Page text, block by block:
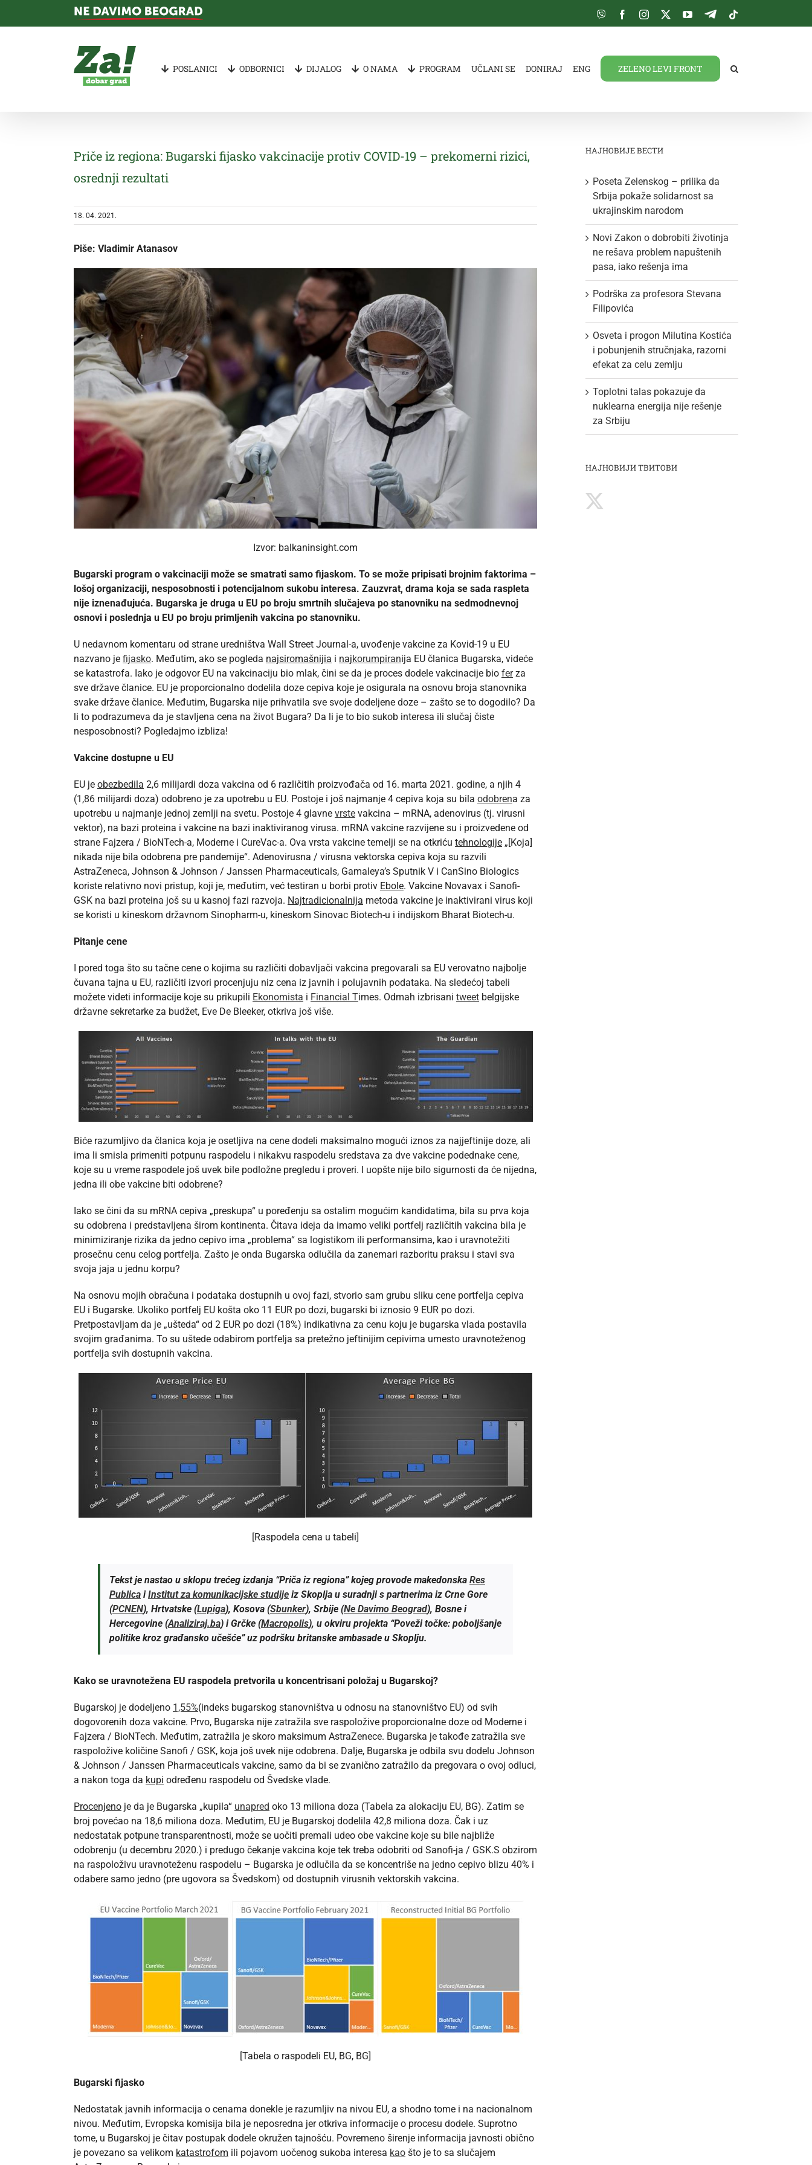
Viber FacebookInstagram
TwitterYouTube
Telegram
POSLANICI ODBORNICI DIJALOG O NAMA PROGRAM UČLANI SE DONIRAJ ENG ZELENO LEVI FRONT
Priče iz regiona: Bugarski fijasko vakcinacije protiv COVID-19 – prekomerni rizici,
osrednji rezultati
18. 04. 2021.
Piše: Vladimir Atanasov
Izvor: balkaninsight.com
Bugarski program o vakcinaciji može se smatrati samo fijaskom. To se može pripisati brojnim faktorima –
lošoj organizaciji, nesposobnosti i potencijalnom sukobu interesa. Zauzvrat, drama koja se sada raspleta
nije iznenađujuća. Bugarska je druga u EU po broju smrtnih slučajeva po stanovniku na sedmodnevnoj
osnovi i poslednja u EU po broju primljenih vakcina po stanovniku.
U nedavnom komentaru od strane uredništva Wall Street Journal-a, uvođenje vakcine za Kovid-19 u EU
nazvano je fijasko. Međutim, ako se pogleda najsiromašnijia i najkorumpiranija EU članica Bugarska, videće
se katastrofa. Iako je odgovor EU na vakcinaciju bio mlak, čini se da je proces dodele vakcinacije bio ferza
sve države članice. EU je proporcionalno dodelila doze cepiva koje je osigurala na osnovu broja stanovnika
svake države članice. Međutim, Bugarska nije prihvatila sve svoje dodeljene doze – zašto se to dogodilo? Da
li to podrazumeva da je stavljena cena na život Bugara? Da li je to bio sukob interesa ili slučaj čiste
nesposobnosti? Pogledajmo izbliza!
Vakcine dostupne u EU
EU je obezbedila 2,6 milijardi doza vakcina od 6 različitih proizvođača od 16. marta 2021. godine, a njih 4
(1,86 milijardi doza) odobreno je za upotrebu u EU. Postoje i još najmanje 4 cepiva koja su bila odobrena za
upotrebu u najmanje jednoj zemlji na svetu. Postoje 4 glavne vrste vakcina – mRNA, adenovirus (tj. virusni
vektor), na bazi proteina i vakcine na bazi inaktiviranog virusa. mRNA vakcine razvijene su i proizvedene od
strane Fajzera / BioNTech-a, Moderne i CureVac-a. Ova vrsta vakcine temelji se na otkriću tehnologije „[Koja]
nikada nije bila odobrena pre pandemije“. Adenovirusna / virusna vektorska cepiva koja su razvili
AstraZeneca, Johnson & Johnson / Janssen Pharmaceuticals, Gamaleya’s Sputnik V i CanSino Biologics
koriste relativno novi pristup, koji je, međutim, već testiran u borbi protiv Ebole. Vakcine Novavax i Sanofi-
GSK na bazi proteina još su u kasnoj fazi razvoja. Najtradicionalnija metoda vakcine je inaktivirani virus koji
se koristi u kineskom državnom Sinopharm-u, kineskom Sinovac Biotech-u i indijskom Bharat Biotech-u.
Pitanje cene
I pored toga što su tačne cene o kojima su različiti dobavljači vakcina pregovarali sa EU verovatno najbolje
čuvana tajna u EU, različiti izvori procenjuju niz cena iz javnih i polujavnih podataka. Na sledećoj tabeli
možete videti informacije koje su prikupili Ekonomista i Financial Times. Odmah izbrisani tweet belgijske
državne sekretarke za budžet, Eve De Bleeker, otkriva još više.
Biće razumljivo da članica koja je osetljiva na cene dodeli maksimalno mogući iznos za najjeftinije doze, ali
ima li smisla primeniti potpunu raspodelu i nikakvu raspodelu sredstava za dve vakcine podednake cene,
koje su u vreme raspodele još uvek bile podložne pregledu i proveri. I uopšte nije bilo sigurnosti da će nijedna,
jedna ili obe vakcine biti odobrene?
Iako se čini da su mRNA cepiva „preskupa“ u poređenju sa ostalim mogućim kandidatima, bila su prva koja
su odobrena i predstavljena širom kontinenta. Čitava ideja da imamo veliki portfelj različitih vakcina bila je
minimiziranje rizika da jedno cepivo ima „problema“ sa logistikom ili performansima, kao i uravnotežiti
prosečnu cenu celog portfelja. Zašto je onda Bugarska odlučila da zanemari razboritu praksu i stavi sva
svoja jaja u jednu korpu?
Na osnovu mojih obračuna i podataka dostupnih u ovoj fazi, stvorio sam grubu sliku cene portfelja cepiva
EU i Bugarske. Ukoliko portfelj EU košta oko 11 EUR po dozi, bugarski bi iznosio 9 EUR po dozi.
Pretpostavljam da je „ušteda“ od 2 EUR po dozi (18%) indikativna za cenu koju je bugarska vlada postavila
svojim građanima. To su uštede odabirom portfelja sa pretežno jeftinijim cepivima umesto uravnoteženog
portfelja svih dostupnih vakcina.
[Raspodela cena u tabeli]
Tekst je nastao u sklopu trećeg izdanja “Priča iz regiona” kojeg provode makedonska Res
Publica iInstitut za komunikacijske studije iz Skoplja u suradnji s partnerima iz Crne Gore
(PCNEN), Hrtvatske (Lupiga), Kosova (Sbunker), Srbije (Ne Davimo Beograd), Bosne i
Hercegovine (Analiziraj.ba) i Grčke (Macropolis), u okviru projekta “Poveži točke: poboljšanje
politike kroz građansko učešće” uz podršku britanske ambasade u Skoplju.
Kako se uravnotežena EU raspodela pretvorila u koncentrisani položaj u Bugarskoj?
Bugarskoj je dodeljeno 1,55%(indeks bugarskog stanovništva u odnosu na stanovništvo EU) od svih
dogovorenih doza vakcine. Prvo, Bugarska nije zatražila sve raspoložive proporcionalne doze od Moderne i
Fajzera / BioNTech. Međutim, zatražila je skoro maksimum AstraZenece. Bugarska je takođe zatražila sve
raspoložive količine Sanofi / GSK, koja još uvek nije odobrena. Dalje, Bugarska je odbila svu dodelu Johnson
& Johnson / Janssen Pharmaceuticals vakcine, samo da bi se zvanično zatražilo da pregovara o ovoj odluci,
a nakon toga da kupi određenu raspodelu od Švedske vlade.
Procenjeno je da je Bugarska „kupila“ unapred oko 13 miliona doza (Tabela za alokaciju EU, BG). Zatim se
broj povećao na 18,6 miliona doza. Međutim, EU je Bugarskoj dodelila 42,8 miliona doza. Čak i uz
nedostatak potpune transparentnosti, može se uočiti premali udeo obe vakcine koje su bile najbliže
odobrenju (u decembru 2020.) i predugo čekanje vakcina koje tek treba odobriti od Sanofi-ja / GSK.S obzirom
na raspoloživu uravnoteženu raspodelu – Bugarska je odlučila da se koncentriše na jedno cepivo blizu 40% i
odabere samo jedno (pre ugovora sa Švedskom) od dostupnih virusnih vektorskih vakcina.
[Tabela o raspodeli EU, BG, BG]
Bugarski fijasko
Nedostatak javnih informacija o cenama donekle je razumljiv na nivou EU, a shodno tome i na nacionalnom
nivou. Međutim, Evropska komisija bila je neposredna jer otkriva informacije o procesu dodele. Suprotno
tome, u Bugarskoj je čitav postupak dodele okružen tajnošću. Povremeno širenje informacija javnosti obično
je povezano sa velikom katastrofom ili pojavom uočenog sukoba interesa kao što je to sa slučajem
НАЈНОВИЈЕ ВЕСТИ
Poseta Zelenskog – prilika da
Srbija pokaže solidarnost sa
ukrajinskim narodom
Novi Zakon o dobrobiti životinja
ne rešava problem napuštenih
pasa, iako rešenja ima
Podrška za profesora Stevana
Filipovića
Osveta i progon Milutina Kostića
i pobunjenih stručnjaka, razorni
efekat za celu zemlju
Toplotni talas pokazuje da
nuklearna energija nije rešenje
za Srbiju
НАЈНОВИЈИ ТВИТОВИ